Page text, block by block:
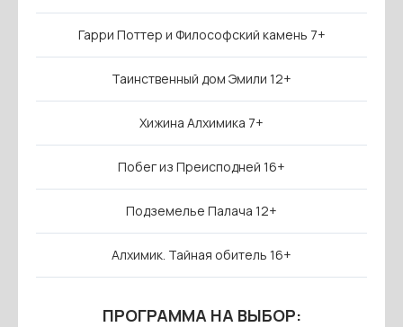
Гарри Поттер и Философский камень 7+
Таинственный дом Эмили 12+
Хижина Алхимика 7+
Побег из Преисподней 16+
Подземелье Палача 12+
Алхимик. Тайная обитель 16+
ПРОГРАММА НА ВЫБОР: